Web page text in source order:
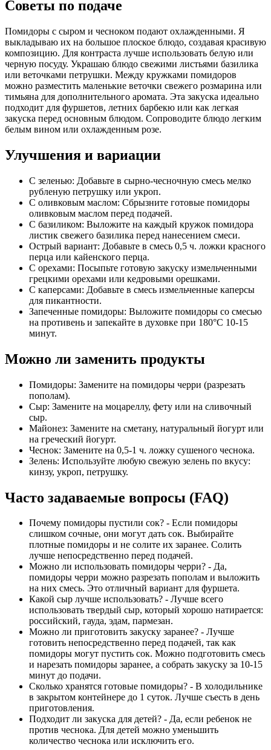
Советы по подаче
Помидоры с сыром и чесноком подают охлажденными. Я
выкладываю их на большое плоское блюдо, создавая красивую
композицию. Для контраста лучше использовать белую или
черную посуду. Украшаю блюдо свежими листьями базилика
или веточками петрушки. Между кружками помидоров
можно разместить маленькие веточки свежего розмарина или
тимьяна для дополнительного аромата. Эта закуска идеально
подходит для фуршетов, летних барбекю или как легкая
закуска перед основным блюдом. Сопроводите блюдо легким
белым вином или охлажденным розе.
Улучшения и вариации
С зеленью: Добавьте в сырно-чесночную смесь мелко
рубленую петрушку или укроп.
С оливковым маслом: Сбрызните готовые помидоры
оливковым маслом перед подачей.
С базиликом: Выложите на каждый кружок помидора
листик свежего базилика перед нанесением смеси.
Острый вариант: Добавьте в смесь 0,5 ч. ложки красного
перца или кайенского перца.
С орехами: Посыпьте готовую закуску измельченными
грецкими орехами или кедровыми орешками.
С каперсами: Добавьте в смесь измельченные каперсы
для пикантности.
Запеченные помидоры: Выложите помидоры со смесью
на противень и запекайте в духовке при 180°C 10-15
минут.
Можно ли заменить продукты
Помидоры: Замените на помидоры черри (разрезать
пополам).
Сыр: Замените на моцареллу, фету или на сливочный
сыр.
Майонез: Замените на сметану, натуральный йогурт или
на греческий йогурт.
Чеснок: Замените на 0,5-1 ч. ложку сушеного чеснока.
Зелень: Используйте любую свежую зелень по вкусу:
кинзу, укроп, петрушку.
Часто задаваемые вопросы (FAQ)
Почему помидоры пустили сок? - Если помидоры
слишком сочные, они могут дать сок. Выбирайте
плотные помидоры и не солите их заранее. Солить
лучше непосредственно перед подачей.
Можно ли использовать помидоры черри? - Да,
помидоры черри можно разрезать пополам и выложить
на них смесь. Это отличный вариант для фуршета.
Какой сыр лучше использовать? - Лучше всего
использовать твердый сыр, который хорошо натирается:
российский, гауда, эдам, пармезан.
Можно ли приготовить закуску заранее? - Лучше
готовить непосредственно перед подачей, так как
помидоры могут пустить сок. Можно подготовить смесь
и нарезать помидоры заранее, а собрать закуску за 10-15
минут до подачи.
Сколько хранятся готовые помидоры? - В холодильнике
в закрытом контейнере до 1 суток. Лучше съесть в день
приготовления.
Подходит ли закуска для детей? - Да, если ребенок не
против чеснока. Для детей можно уменьшить
количество чеснока или исключить его.